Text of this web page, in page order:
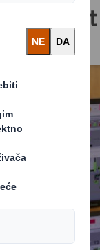
za svijet